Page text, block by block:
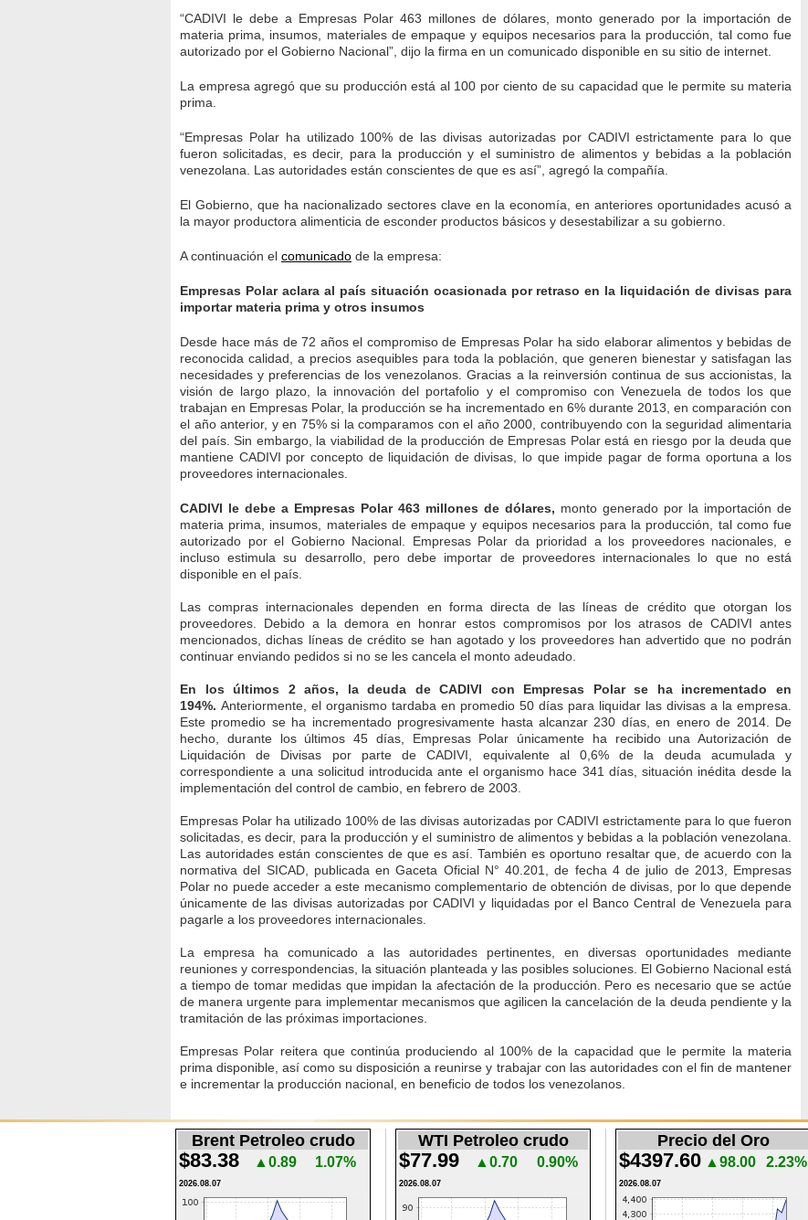
“CADIVI le debe a Empresas Polar 463 millones de dólares, monto generado por la importación de
materia prima, insumos, materiales de empaque y equipos necesarios para la producción, tal como fue
autorizado por el Gobierno Nacional”, dijo la firma en un comunicado disponible en su sitio de internet.
La empresa agregó que su producción está al 100 por ciento de su capacidad que le permite su materia
prima.
“Empresas Polar ha utilizado 100% de las divisas autorizadas por CADIVI estrictamente para lo que
fueron solicitadas, es decir, para la producción y el suministro de alimentos y bebidas a la población
venezolana. Las autoridades están conscientes de que es así”, agregó la compañía.
El Gobierno, que ha nacionalizado sectores clave en la economía, en anteriores oportunidades acusó a
la mayor productora alimenticia de esconder productos básicos y desestabilizar a su gobierno.
A continuación el comunicado de la empresa:
Empresas Polar aclara al país situación ocasionada por retraso en la liquidación de divisas para
importar materia prima y otros insumos
Desde hace más de 72 años el compromiso de Empresas Polar ha sido elaborar alimentos y bebidas de
reconocida calidad, a precios asequibles para toda la población, que generen bienestar y satisfagan las
necesidades y preferencias de los venezolanos. Gracias a la reinversión continua de sus accionistas, la
visión de largo plazo, la innovación del portafolio y el compromiso con Venezuela de todos los que
trabajan en Empresas Polar, la producción se ha incrementado en 6% durante 2013, en comparación con
el año anterior, y en 75% si la comparamos con el año 2000, contribuyendo con la seguridad alimentaria
del país. Sin embargo, la viabilidad de la producción de Empresas Polar está en riesgo por la deuda que
mantiene CADIVI por concepto de liquidación de divisas, lo que impide pagar de forma oportuna a los
proveedores internacionales.
CADIVI le debe a Empresas Polar 463 millones de dólares, monto generado por la importación de
materia prima, insumos, materiales de empaque y equipos necesarios para la producción, tal como fue
autorizado por el Gobierno Nacional. Empresas Polar da prioridad a los proveedores nacionales, e
incluso estimula su desarrollo, pero debe importar de proveedores internacionales lo que no está
disponible en el país.
Las compras internacionales dependen en forma directa de las líneas de crédito que otorgan los
proveedores. Debido a la demora en honrar estos compromisos por los atrasos de CADIVI antes
mencionados, dichas líneas de crédito se han agotado y los proveedores han advertido que no podrán
continuar enviando pedidos si no se les cancela el monto adeudado.
En los últimos 2 años, la deuda de CADIVI con Empresas Polar se ha incrementado en
194%. Anteriormente, el organismo tardaba en promedio 50 días para liquidar las divisas a la empresa.
Este promedio se ha incrementado progresivamente hasta alcanzar 230 días, en enero de 2014. De
hecho, durante los últimos 45 días, Empresas Polar únicamente ha recibido una Autorización de
Liquidación de Divisas por parte de CADIVI, equivalente al 0,6% de la deuda acumulada y
correspondiente a una solicitud introducida ante el organismo hace 341 días, situación inédita desde la
implementación del control de cambio, en febrero de 2003.
Empresas Polar ha utilizado 100% de las divisas autorizadas por CADIVI estrictamente para lo que fueron
solicitadas, es decir, para la producción y el suministro de alimentos y bebidas a la población venezolana.
Las autoridades están conscientes de que es así. También es oportuno resaltar que, de acuerdo con la
normativa del SICAD, publicada en Gaceta Oficial N° 40.201, de fecha 4 de julio de 2013, Empresas
Polar no puede acceder a este mecanismo complementario de obtención de divisas, por lo que depende
únicamente de las divisas autorizadas por CADIVI y liquidadas por el Banco Central de Venezuela para
pagarle a los proveedores internacionales.
La empresa ha comunicado a las autoridades pertinentes, en diversas oportunidades mediante
reuniones y correspondencias, la situación planteada y las posibles soluciones. El Gobierno Nacional está
a tiempo de tomar medidas que impidan la afectación de la producción. Pero es necesario que se actúe
de manera urgente para implementar mecanismos que agilicen la cancelación de la deuda pendiente y la
tramitación de las próximas importaciones.
Empresas Polar reitera que continúa produciendo al 100% de la capacidad que le permite la materia
prima disponible, así como su disposición a reunirse y trabajar con las autoridades con el fin de mantener
e incrementar la producción nacional, en beneficio de todos los venezolanos.
Brent Petroleo crudo
$83.38 ▲0.89 1.07%
2026.08.07
WTI Petroleo crudo
$77.99 ▲0.70 0.90%
2026.08.07
Precio del Oro
$4397.60 ▲98.00 2.23%
2026.08.07